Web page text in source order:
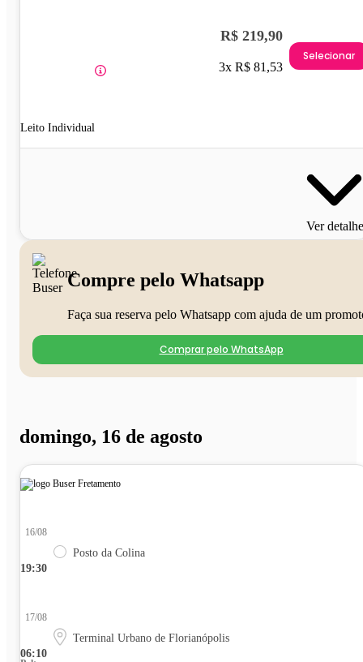
Leito Individual
R$ 219,90
3x R$ 81,53
Selecionar
Ver
Compre pelo Whatsapp
Faça sua reserva pelo Whatsapp com ajuda de um
Comprar pelo WhatsApp
domingo, 16 de agosto
19:30
16/08
Posto da Colina
06:10
17/08
Terminal Urbano de Florianópolis